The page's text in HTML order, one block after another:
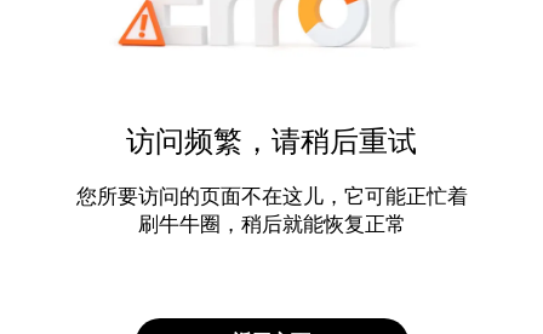
访问频繁，请稍后重试
您所要访问的页面不在这儿，它可能正忙着
刷牛牛圈，稍后就能恢复正常